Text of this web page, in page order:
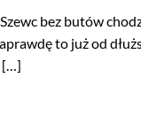
bez butów
to już od
[…]